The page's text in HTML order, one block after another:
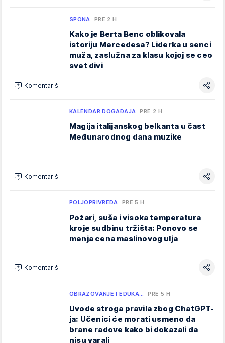
SPONA PRE 2 H
Kako je Berta Benc oblikovala
istoriju Mercedesa? Liderka u senci
muža, zaslužna za klasu kojoj se ceo
svet divi
Komentariši
KALENDAR DOGAĐAJA PRE 2 H
Magija italijanskog belkanta u čast
Međunarodnog dana muzike
Komentariši
POLJOPRIVREDA PRE 5 H
Požari, suša i visoka temperatura
kroje sudbinu tržišta: Ponovo se
menja cena maslinovog ulja
Komentariši
OBRAZOVANJE I EDUKA… PRE 5 H
Uvode stroga pravila zbog ChatGPT-
ja: Učenici će morati usmeno da
brane radove kako bi dokazali da
nisu varali